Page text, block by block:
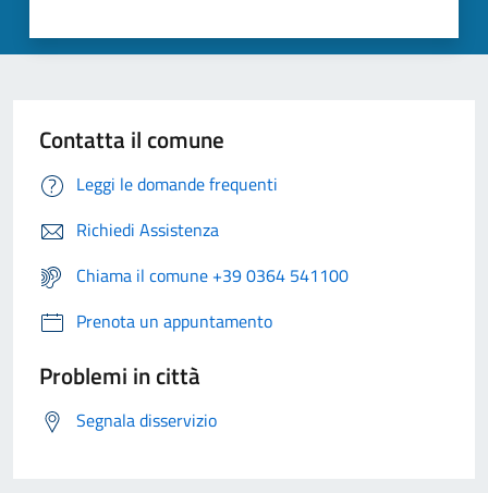
Contatta il comune
Leggi le domande frequenti
Richiedi Assistenza
Chiama il comune +39 0364 541100
Prenota un appuntamento
Problemi in città
Segnala disservizio